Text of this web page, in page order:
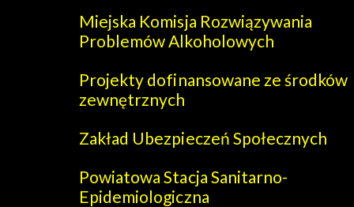
Miejska Komisja Rozwiązywania
Problemów Alkoholowych
Projekty dofinansowane ze środków
zewnętrznych
Zakład Ubezpieczeń Społecznych
Powiatowa Stacja Sanitarno-
Epidemiologiczna